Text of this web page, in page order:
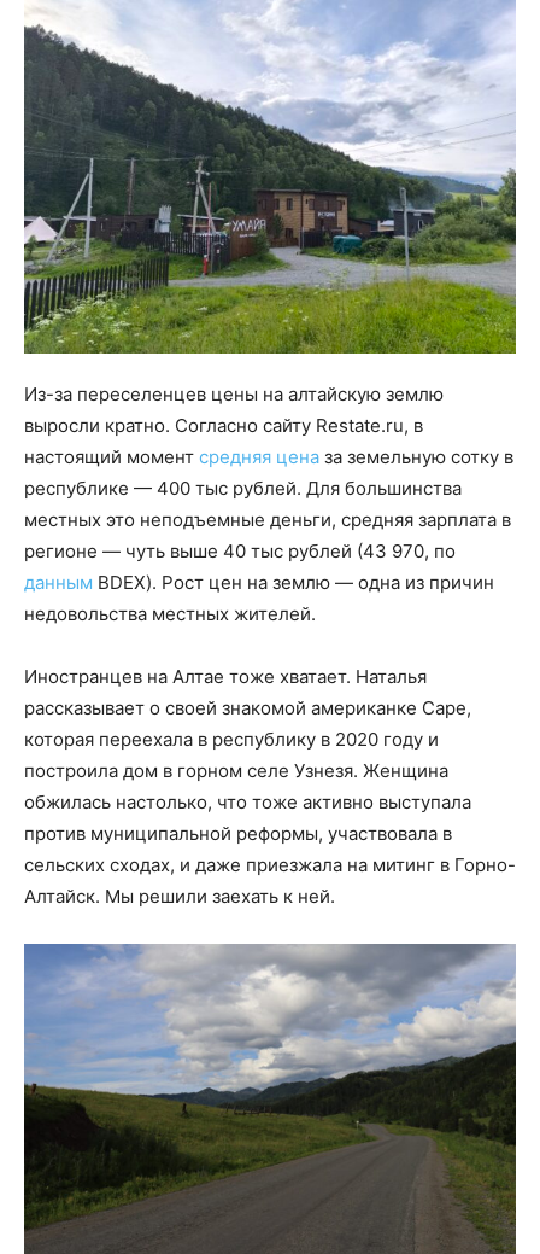
Из-за переселенцев цены на алтайскую землю
выросли кратно. Согласно сайту Restate.ru, в
настоящий момент средняя цена за земельную сотку в
республике — 400 тыс рублей. Для большинства
местных это неподъемные деньги, средняя зарплата в
регионе — чуть выше 40 тыс рублей (43 970, по
данным BDEX). Рост цен на землю — одна из причин
недовольства местных жителей.
Иностранцев на Алтае тоже хватает. Наталья
рассказывает о своей знакомой американке Саре,
которая переехала в республику в 2020 году и
построила дом в горном селе Узнезя. Женщина
обжилась настолько, что тоже активно выступала
против муниципальной реформы, участвовала в
сельских сходах, и даже приезжала на митинг в Горно-
Алтайск. Мы решили заехать к ней.